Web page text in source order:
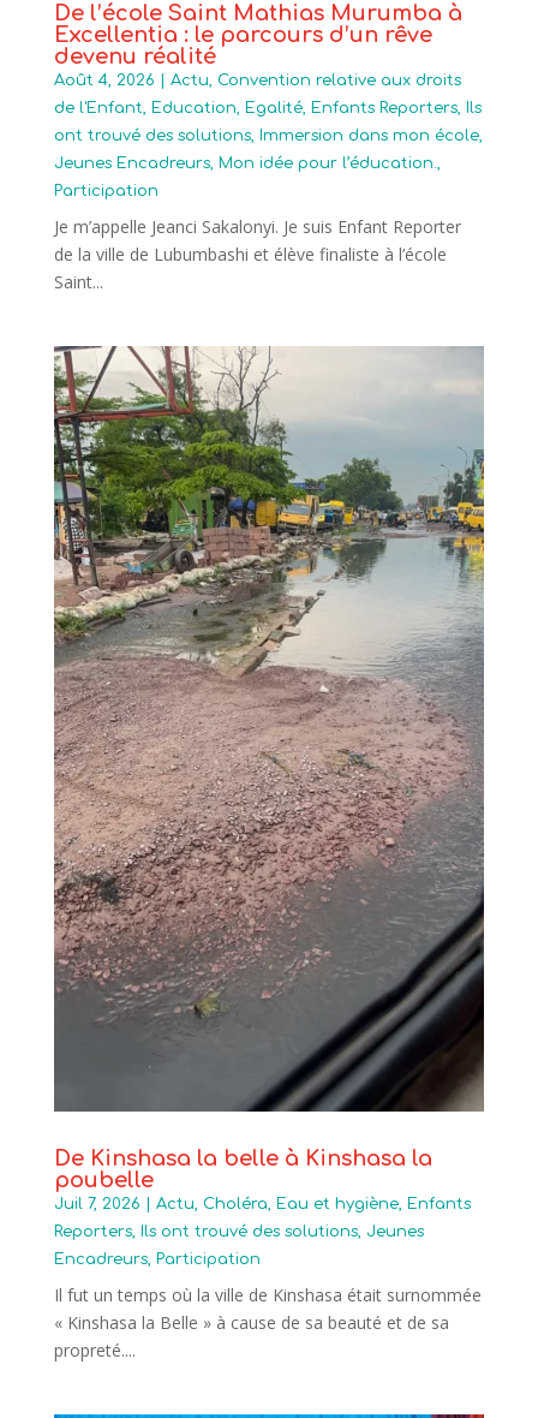
De l’école Saint Mathias Murumba à
Excellentia : le parcours d’un rêve
devenu réalité
Août 4, 2026 Actu, Convention relative aux droits
de l'Enfant, Education, Egalité, Enfants Reporters, Ils
ont trouvé des solutions, Immersion dans mon école,
Jeunes Encadreurs, Mon idée pour l’éducation.,
Participation
Je m’appelle Jeanci Sakalonyi. Je suis Enfant Reporter
de la ville de Lubumbashi et élève finaliste à l’école
Saint...
De Kinshasa la belle à Kinshasa la
poubelle
Juil 7, 2026 Actu, Choléra, Eau et hygiène, Enfants
Reporters, Ils ont trouvé des solutions, Jeunes
Encadreurs, Participation
Il fut un temps où la ville de Kinshasa était surnommée
« Kinshasa la Belle » à cause de sa beauté et de sa
propreté....